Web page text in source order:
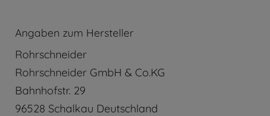
Angaben zum Hersteller
Rohrschneider
Rohrschneider GmbH & Co.KG
Bahnhofstr. 29
96528 Schalkau Deutschland